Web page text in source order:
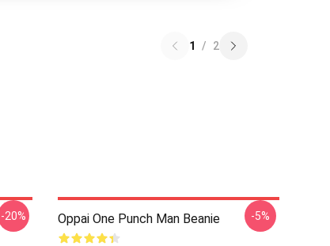
1 / 2
-20% Oppai One Punch Man Beanie -5%